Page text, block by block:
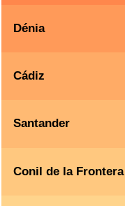
Dénia
Cádiz
Santander
Conil de la Frontera